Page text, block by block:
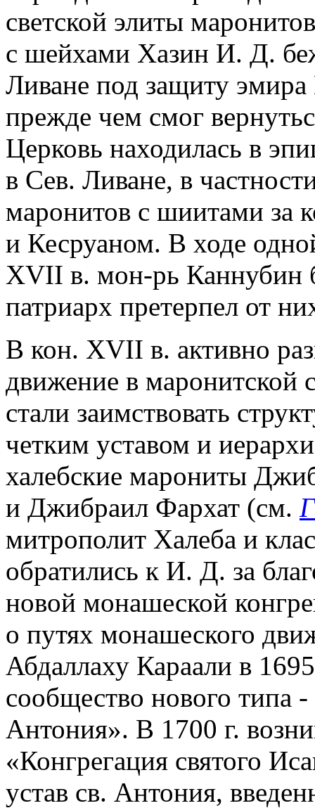
светской элиты
с шейхами Хазин И. Д.
Ливане под защиту эмира
прежде чем смог
Церковь находилась в
в Сев. Ливане, в
маронитов с шиитами за
и Кесруаном. В ходе
XVII в. мон-рь Каннубин
патриарх претерпел от
В кон. XVII в. активно
движение в маронитской
стали заимствовать
четким уставом и
халебские марониты
и Джибраил Фархат (см.
митрополит Халеба и
обратились к И. Д. за
новой монашеской
о путях монашеского
Абдаллаху Караали в
сообщество нового типа
Антония». В 1700 г.
«Конгрегация святого
устав св. Антония,